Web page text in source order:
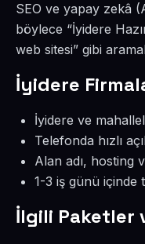
SEO ve yapay zekâ
böylece “İyidere
web sitesi” gibi
İyidere
İyidere ve
Telefonda hızlı
Alan adı, hosting
1-3 iş günü içinde
İlgili Paketler